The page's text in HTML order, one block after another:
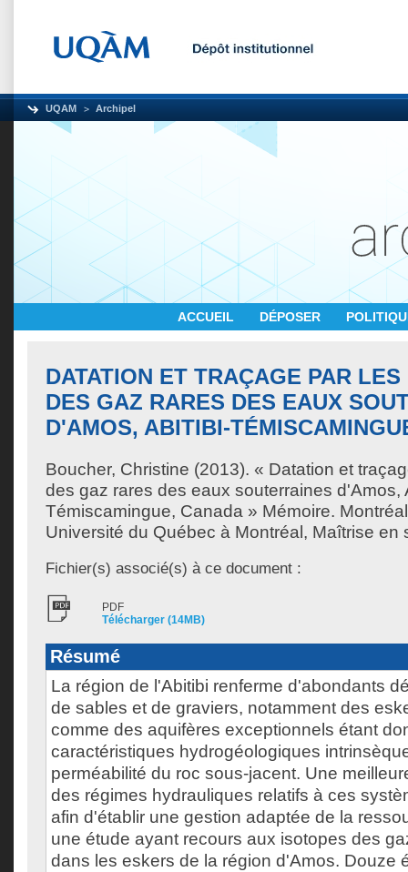
UQAM Archipel
ACCUEIL DÉPOSER
DATATION ET TRAÇAGE PAR
DES GAZ RARES DES EAUX
D'AMOS, ABITIBI-
Boucher, Christine (2013). « Datation et
des gaz rares des eaux souterraines d'Amos,
Témiscamingue, Canada » Mémoire.
Université du Québec à Montréal, Maîtrise en
Fichier(s) associé(s) à ce document :
PDF
Télécharger (14MB)
Résumé
La région de l'Abitibi renferme d'abondants
de sables et de graviers, notamment des
comme des aquifères exceptionnels étant
caractéristiques hydrogéologiques
perméabilité du roc sous-jacent. Une
des régimes hydrauliques relatifs à ces
afin d'établir une gestion adaptée de la
une étude ayant recours aux isotopes des
dans les eskers de la région d'Amos. Douze